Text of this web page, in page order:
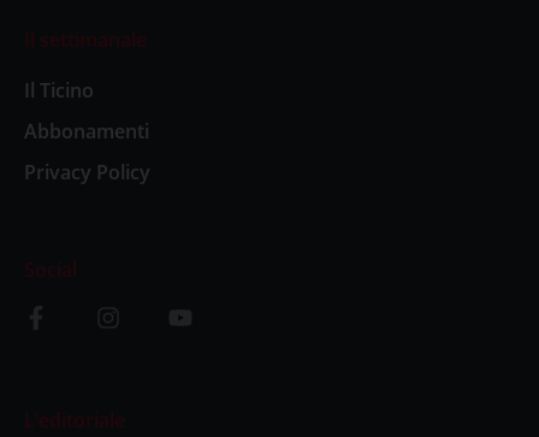
Il settimanale
Il Ticino
Abbonamenti
Privacy Policy
Social
L’editoriale